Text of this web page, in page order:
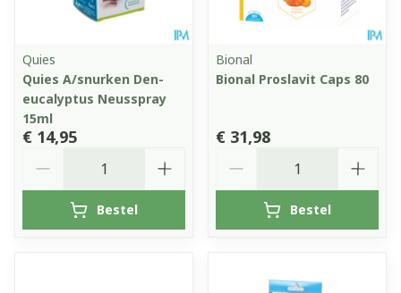
Quies
Quies A/snurken Den-
eucalyptus Neusspray
15ml
€ 14,95
Bestel
Bional
Bional Proslavit Caps 80
€ 31,98
Bestel